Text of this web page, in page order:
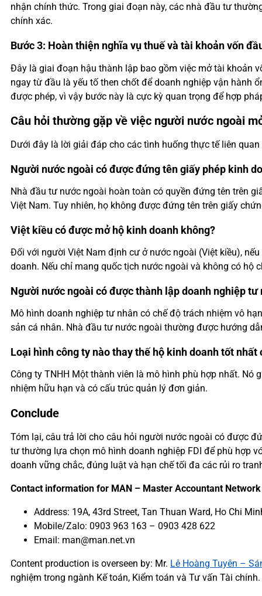
nhận chính thức. Trong giai đoạn này, các nhà đầu tư
chính xác.
Bước 3: Hoàn thiện nghĩa vụ thuế và tài khoản vốn
Đây là giai đoạn hậu thành lập bao gồm việc mở tài khoản
ngay từ đầu là yếu tố then chốt để doanh nghiệp vận hành
được phép, vì vậy bước này là cực kỳ quan trọng để hợp
Câu hỏi thường gặp về việc người nước ngoài
Dưới đây là lời giải đáp cho các tình huống thực tế liên
Người nước ngoài có được đứng tên giấy phép kinh
Nhà đầu tư nước ngoài hoàn toàn có quyền đứng tên trên
Việt Nam. Tuy nhiên, họ không được đứng tên trên giấy
Việt kiều có được mở hộ kinh doanh không?
Đối với người Việt Nam định cư ở nước ngoài (Việt kiều),
doanh. Nếu chỉ mang quốc tịch nước ngoài và không có hộ
Người nước ngoài có được thành lập doanh nghiệp tư
Mô hình doanh nghiệp tư nhân có chế độ trách nhiệm vô
sản cá nhân. Nhà đầu tư nước ngoài thường được hướng
Loại hình công ty nào thay thế hộ kinh doanh tốt nhất
Công ty TNHH Một thành viên là mô hình phù hợp nhất.
nhiệm hữu hạn và có cấu trúc quản lý đơn giản.
Conclude
Tóm lại, câu trả lời cho câu hỏi người nước ngoài có được
tư thường lựa chọn mô hình doanh nghiệp FDI để phù hợp
doanh vững chắc, đúng luật và hạn chế tối đa các rủi ro
Contact information for MAN – Master Accountant Network
Address: 19A, 43rd Street, Tan Thuan Ward, Ho Chi
Mobile/Zalo: 0903 963 163 – 0903 428 622
Email: man@man.net.vn
Content production is overseen by: Mr. Lê Hoàng Tuyên –
nghiệm trong ngành Kế toán, Kiểm toán và Tư vấn Tài chính.